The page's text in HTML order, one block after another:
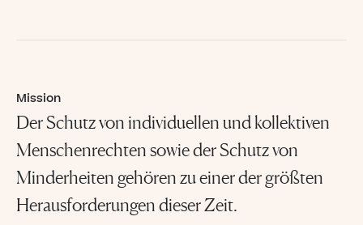
Mission
Der Schutz von individuellen und kollektiven
Menschenrechten sowie der Schutz von
Minderheiten gehören zu einer der größten
Herausforderungen dieser Zeit.